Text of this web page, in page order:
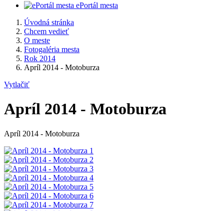
ePortál mesta
Úvodná stránka
Chcem vedieť
O meste
Fotogaléria mesta
Rok 2014
Apríl 2014 - Motoburza
Vytlačiť
Apríl 2014 - Motoburza
Apríl 2014 - Motoburza